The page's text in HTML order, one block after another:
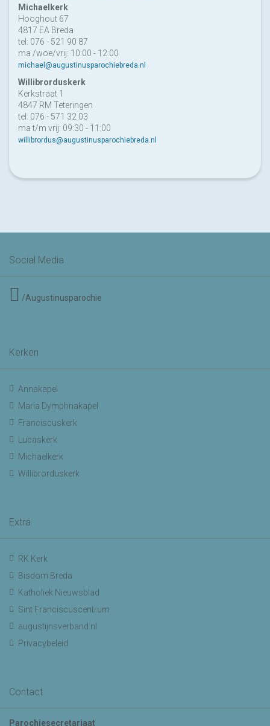
Michaelkerk
Hooghout 67
4817 EA Breda
tel: 076 - 521 90 87
ma /woe/vrij: 10:00 - 12:00
michael@augustinusparochiebreda.nl
Willibrorduskerk
Kerkstraat 1
4847 RM Teteringen
tel: 076 - 571 32 03
ma t/m vrij: 09:30 - 11:00
willibrordus@augustinusparochiebreda.nl
Social Media
/Augustinusparochie
Kerken
Annakapel
Maria Dymphnakapel
Franciscuskerk
Lucaskerk
Michaelkerk
Willibrorduskerk
Extra
RK Kerk
Bisdom Breda
Katholiek Nieuwsblad
Sint Franciscuscentrum
augustijnsverband.nl
Privacybeleid
Contact
Parochiesecretariaat